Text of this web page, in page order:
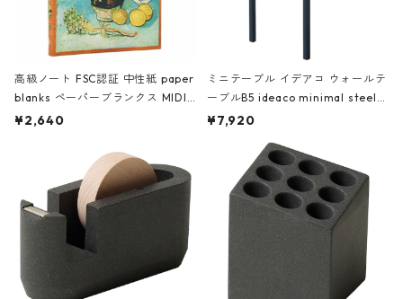
高級ノート FSC認証 中性紙 paper
blanks ペーパーブランクス MIDI
ハードカバー 罫線 ヴァン・ゴッホ
¥2,640
ミニテーブル イデアコ ウォールテ
ーブルB5 ideaco minimal steel f
urniture WALL Table B5 ネイビー
¥7,920